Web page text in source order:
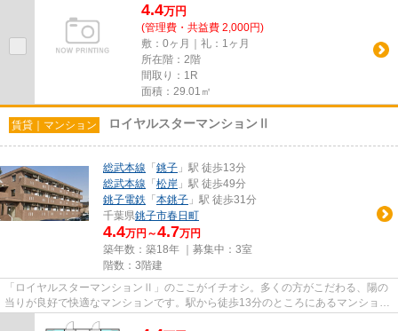
4.4万円
(管理費・共益費 2,000円)
敷：0ヶ月｜礼：1ヶ月
所在階：2階
間取り：1R
面積：29.01㎡
賃貸｜マンション ロイヤルスターマンションⅡ
総武本線 「 銚子 」駅 徒歩13分
総武本線 「 松岸 」駅 徒歩49分
銚子電鉄 「 本銚子 」駅 徒歩31分
千葉県銚子市春日町
4.4万円～4.7万円
築年数：築18年 ｜募集中： 3室
階数：3階建
「ロイヤルスターマンションⅡ」のここがイチオシ。多くの方がこだわる、陽の
当りが良好で快適なマンションです。駅から徒歩13分のところにあるマンション